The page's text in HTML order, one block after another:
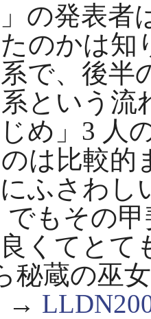
」の発表
のかは知
で、後半
という
め」3 人
は比較
ふさわし
でもその
くてとて
秘蔵の巫
→